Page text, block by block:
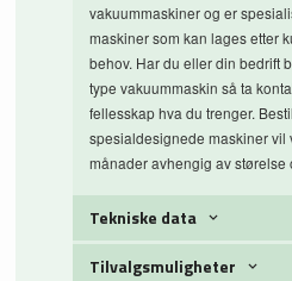
vakuummaskiner og er
maskiner som kan lages etter
behov. Har du eller din bedrift
type vakuummaskin så ta
fellesskap hva du trenger.
spesialdesignede maskiner vil
månader avhengig av størelse
Tekniske data
Tilvalgsmuligheter